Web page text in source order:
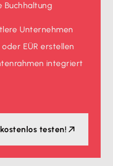
Buchhaltung
Unternehmen
EÜR erstellen
integriert
testen!